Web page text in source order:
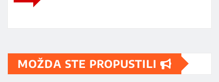
MOŽDA STE PROPUSTILI